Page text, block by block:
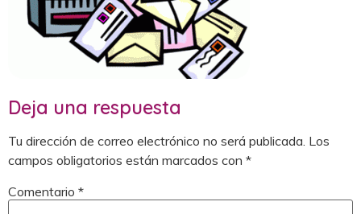
Deja una respuesta
Tu dirección de correo electrónico no será publicada. Los
campos obligatorios están marcados con *
Comentario *